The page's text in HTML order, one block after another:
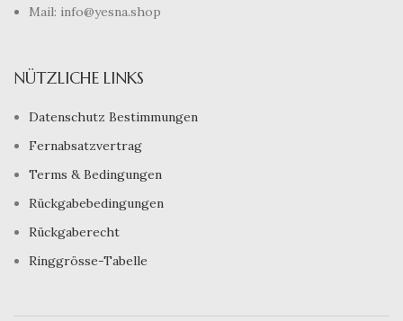
Mail: info@yesna.shop
NÜTZLICHE LINKS
Datenschutz Bestimmungen
Fernabsatzvertrag
Terms & Bedingungen
Rückgabebedingungen
Rückgaberecht
Ringgrösse-Tabelle